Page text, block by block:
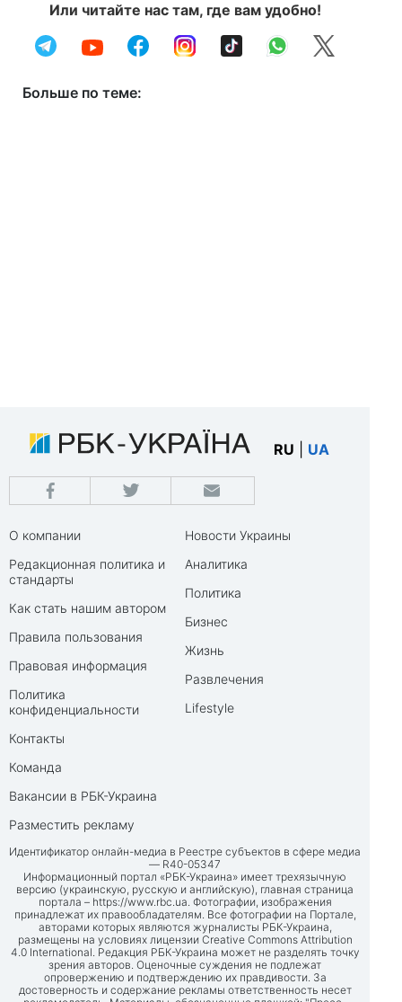
Или читайте нас там, где вам удобно!
Больше по теме:
RU UA
О компании
Редакционная политика и
стандарты
Как стать нашим автором
Правила пользования
Правовая информация
Политика
конфиденциальности
Контакты
Команда
Вакансии в РБК-Украина
Разместить рекламу
Новости Украины
Аналитика
Политика
Бизнес
Жизнь
Развлечения
Lifestyle
Идентификатор онлайн-медиа в Реестре субъектов в сфере медиа
— R40-05347
Информационный портал «РБК-Украина» имеет трехязычную
версию (украинскую, русскую и английскую), главная страница
портала – https://www.rbc.ua. Фотографии, изображения
принадлежат их правообладателям. Все фотографии на Портале,
авторами которых являются журналисты РБК-Украина,
размещены на условиях лицензии Creative Commons Attribution
4.0 International. Редакция РБК-Украина может не разделять точку
зрения авторов. Оценочные суждения не подлежат
опровержению и подтверждению их правдивости. За
достоверность и содержание рекламы ответственность несет